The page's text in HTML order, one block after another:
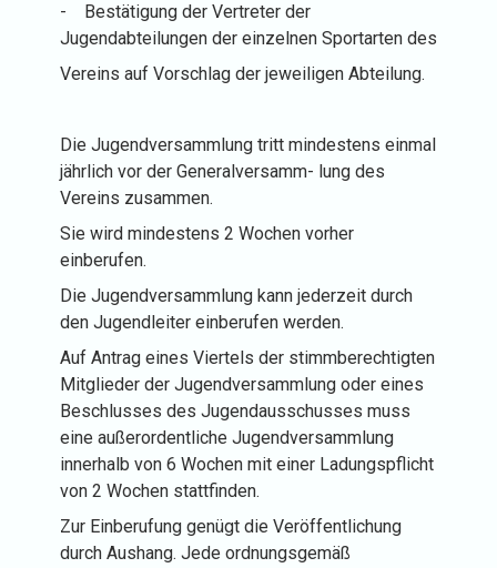
-
Bestätigung der Vertreter der
Jugendabteilungen der einzelnen Sportarten des
Vereins auf Vorschlag der jeweiligen Abteilung.
Die Jugendversammlung tritt mindestens einmal
jährlich vor der Generalversamm- lung des
Vereins zusammen.
Sie wird mindestens 2 Wochen vorher
einberufen.
Die Jugendversammlung kann jederzeit durch
den Jugendleiter einberufen werden.
Auf Antrag eines Viertels der stimmberechtigten
Mitglieder der Jugendversammlung oder eines
Beschlusses des Jugendausschusses muss
eine außerordentliche Jugendversammlung
innerhalb von 6 Wochen mit einer Ladungspflicht
von 2 Wochen stattfinden.
Zur Einberufung genügt die Veröffentlichung
durch Aushang. Jede ordnungsgemäß